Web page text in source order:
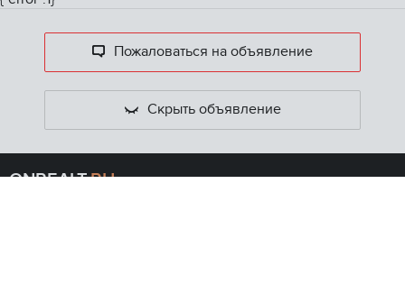
Пожаловаться на объявление
Скрыть объявление
ONREALT.RU